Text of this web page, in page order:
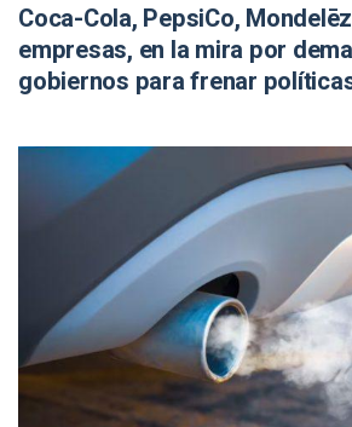
Coca-Cola, PepsiCo,
empresas, en la mira por
gobiernos para frenar